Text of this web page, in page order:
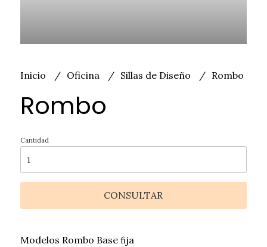
Inicio Oficina Sillas de Diseño Rombo
Rombo
Cantidad
CONSULTAR
Modelos Rombo Base ﬁja